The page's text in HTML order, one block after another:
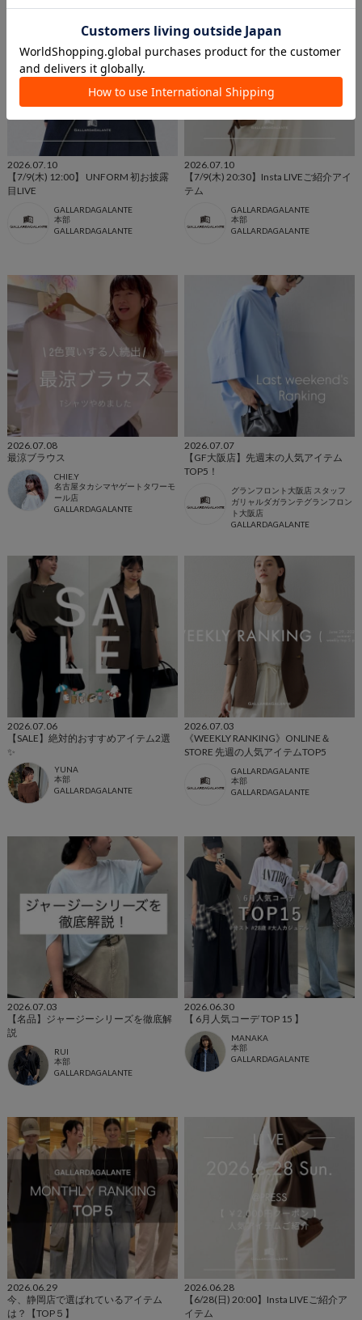
2026.07.10
【7/9(木) 12:00】 UNFORM 初お披露
目LIVE
GALLARDAGALANTE
本部
GALLARDAGALANTE
2026.07.10
【7/9(木) 20:30】Insta LIVEご紹介アイ
テム
GALLARDAGALANTE
本部
GALLARDAGALANTE
2026.07.08
最涼ブラウス
CHIE.Y
名古屋タカシマヤゲートタワーモ
ール店
GALLARDAGALANTE
2026.07.07
【GF大阪店】先週末の人気アイテム
TOP5！
グランフロント大阪店 スタッフ
ガリャルダガランテグランフロン
ト大阪店
GALLARDAGALANTE
2026.07.06
【SALE】絶対的おすすめアイテム2選
✨
YUNA
本部
GALLARDAGALANTE
2026.07.03
《WEEKLY RANKING》ONLINE＆
STORE 先週の人気アイテムTOP5
GALLARDAGALANTE
本部
GALLARDAGALANTE
2026.07.03
【名品】ジャージーシリーズを徹底解
説
RUI
本部
GALLARDAGALANTE
2026.06.30
【 6月人気コーデ TOP 15 】
MANAKA
本部
GALLARDAGALANTE
2026.06.29
今、静岡店で選ばれているアイテム
は？【TOP５】
2026.06.28
【6/28(日) 20:00】Insta LIVEご紹介ア
イテム